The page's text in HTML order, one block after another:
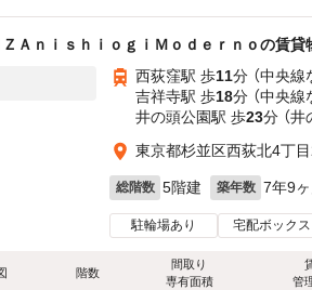
ＡｎｉｓｈｉｏｇｉＭｏｄｅｒｎｏの賃貸
西荻窪駅 歩11分 （中央線
吉祥寺駅 歩18分 （中央線
井の頭公園駅 歩23分 （井
東京都杉並区西荻北4丁
総階数 5階建 築年数 7年9ヶ
駐輪場あり 宅配ボックス
階数
間取り
専有面積
管